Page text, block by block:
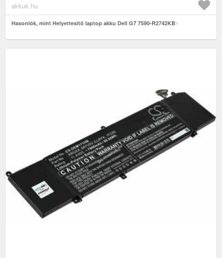
akkuk.hu
Hasonlók, mint Helyettesítő laptop akku Dell G7 7590-R2742KB